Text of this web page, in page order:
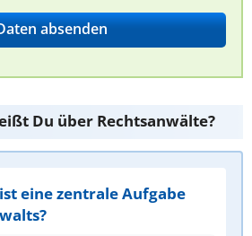
Du über Rechtsanwälte?
eine zentrale Aufgabe